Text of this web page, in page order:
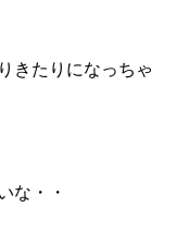
きたりになっちゃ
な・・